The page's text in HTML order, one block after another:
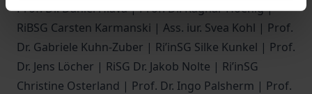
Prof. Dr. Daniel Hlava | Prof. Dr. Ragnar Hoenig |
RiBSG Carsten Karmanski | Ass. iur. Svea Kohl | Prof.
Dr. Gabriele Kuhn-Zuber | Ri’inSG Silke Kunkel | Prof.
Dr. Jens Löcher | RiSG Dr. Jakob Nolte | Ri’inSG
Christine Osterland | Prof. Dr. Ingo Palsherm | Prof.